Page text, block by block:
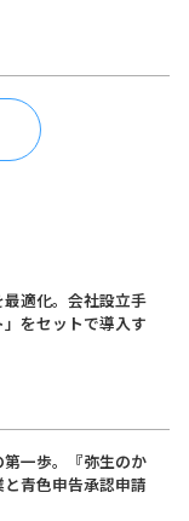
適化。会社設立手
をセットで導入す
一歩。『弥生のか
青色申告承認申請